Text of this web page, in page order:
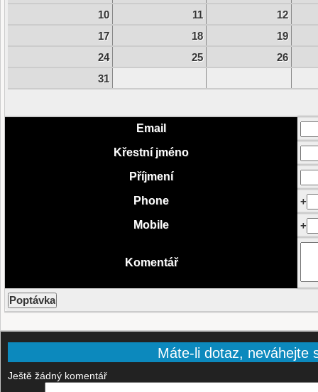
10
11
12
17
18
19
24
25
26
31
Email
Křestní jméno
Příjmení
Phone
+
Mobile
+
Komentář
Máte-li dotaz, neváhejte
Ještě žádný komentář